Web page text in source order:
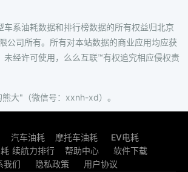
车系油耗数据和排行榜数据的所有权益归北京
公司所有。所有对本站数据的商业应用均应获
未经许可使用，么么互联™有权追究相应侵权责
大"（微信号：xxnh-xd）。
汽车油耗 摩托车油耗
EV电耗
续航力排行 帮助中心
软件下载
我们
隐私政策 用户协议